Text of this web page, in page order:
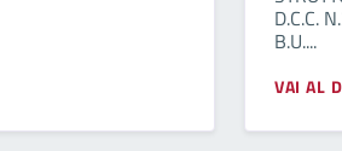
D.C.C.
B.U....
VAI AL